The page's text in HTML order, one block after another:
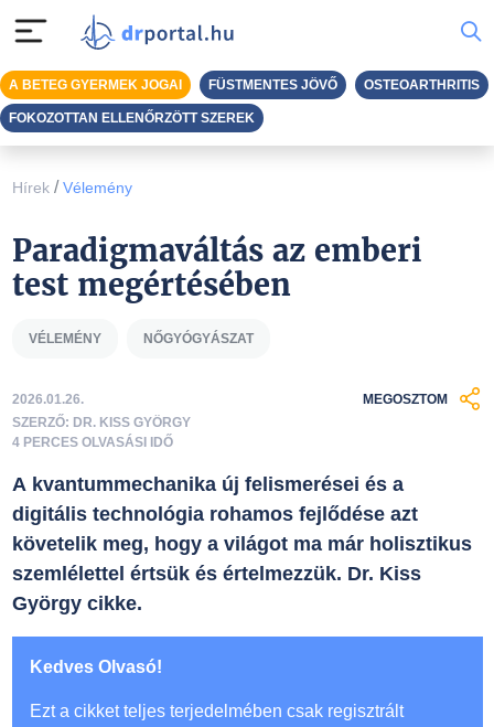
Hírek / Vélemény
Paradigmaváltás az emberi
test megértésében
VÉLEMÉNY NŐGYÓGYÁSZAT
2026.01.26.
SZERZŐ: DR. KISS GYÖRGY
4 PERCES OLVASÁSI IDŐ
MEGOSZTOM
A kvantummechanika új felismerései és a
digitális technológia rohamos fejlődése azt
követelik meg, hogy a világot ma már holisztikus
szemlélettel értsük és értelmezzük. Dr. Kiss
György cikke.
Kedves Olvasó!
Ezt a cikket teljes terjedelmében csak regisztrált
A BETEG GYERMEK JOGAI FÜSTMENTES JÖVŐ OSTEOARTHRITIS
FOKOZOTTAN ELLENŐRZÖTT SZEREK